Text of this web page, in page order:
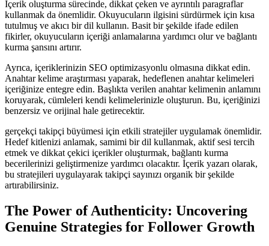
İçerik oluşturma sürecinde, dikkat çeken ve ayrıntılı paragraflar
kullanmak da önemlidir. Okuyucuların ilgisini sürdürmek için kısa
tutulmuş ve akıcı bir dil kullanın. Basit bir şekilde ifade edilen
fikirler, okuyucuların içeriği anlamalarına yardımcı olur ve bağlantı
kurma şansını artırır.
Ayrıca, içeriklerinizin SEO optimizasyonlu olmasına dikkat edin.
Anahtar kelime araştırması yaparak, hedeflenen anahtar kelimeleri
içeriğinize entegre edin. Başlıkta verilen anahtar kelimenin anlamını
koruyarak, cümleleri kendi kelimelerinizle oluşturun. Bu, içeriğinizi
benzersiz ve orijinal hale getirecektir.
gerçekçi takipçi büyümesi için etkili stratejiler uygulamak önemlidir.
Hedef kitlenizi anlamak, samimi bir dil kullanmak, aktif sesi tercih
etmek ve dikkat çekici içerikler oluşturmak, bağlantı kurma
becerilerinizi geliştirmenize yardımcı olacaktır. İçerik yazarı olarak,
bu stratejileri uygulayarak takipçi sayınızı organik bir şekilde
artırabilirsiniz.
The Power of Authenticity: Uncovering
Genuine Strategies for Follower Growth